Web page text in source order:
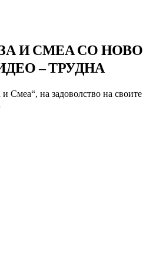
И СМЕА СО НОВО
– ТРУДНА
Смеа“, на задоволство на своите